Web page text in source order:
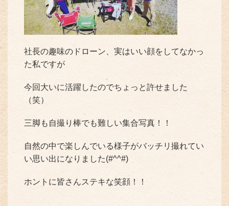
社長の趣味のドローン、実はいい顔をしてなかっ
た私ですが
今回大いに活躍したのでちょっと許せました
（笑）
三脚も自撮り棒でも難しい集合写真！！
自然の中で楽しんでいる様子がバッチリ撮れてい
い思い出になりました(#^^#)
ホントに皆さんステキな笑顔！！